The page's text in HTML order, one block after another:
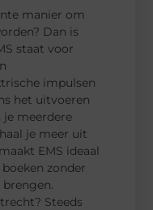
manier om
Dan is
staat voor
impulsen
het uitvoeren
je meerdere
je meer uit
EMS ideaal
zonder
Steeds